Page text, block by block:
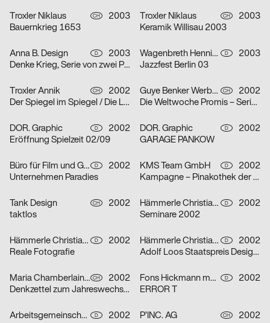
Troxler Niklaus CH
2003
Bauernkrieg 1653
Troxler Niklaus CH
2003
Keramik Willisau 2003
Anna B. Design D
2003
Denke Krieg, Serie von zwei Plakaten
Wagenbreth Henning D
2003
Jazzfest Berlin 03
Troxler Annik CH
2002
Der Spiegel im Spiegel / Die Leiden des Jungwerdens / Die Muse mit der scharfen Zunge – Serie von dr
Guye Benker Werbeagentur AG BSW CH
2002
Die Weltwoche Promis – Serie von drei Plakaten
DOR. Graphic D
2002
Eröffnung Spielzeit 02/09
DOR. Graphic D
2002
GARAGE PANKOW
Büro für Film und Gestaltung D
2002
Unternehmen Paradies
KMS Team GmbH D
2002
Kampagne – Pinakothek der Moderne – Serie von zwei Plakaten
Tank Design CH
2002
taktlos
Hämmerle Christiane, Timo Thurner D
2002
Seminare 2002
Hämmerle Christiane, Timo Thurner D
2002
Reale Fotografie
Hämmerle Christiane, Timo Thurner D
2002
Adolf Loos Staatspreis Design 2001
Maria Chamberlain, Fabienne Bissig, Ibrahim Hasan CH
2002
Denkzettel zum Jahreswechsel: Letztes Abendmahl / Ohne Ausnahme / o. T. – Serie von drei Plakaten
Fons Hickmann m23 D
2002
ERROR T
Arbeitsgemeinschaft für visuelle und verbale Kommunikation Uwe Loesch D
2002
P’INC. AG CH
2002